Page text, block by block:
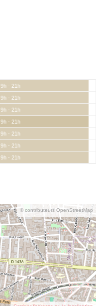
9h - 21h
9h - 21h
9h - 21h
9h - 21h
9h - 21h
9h - 21h
9h - 21h
© contributeurs OpenStreetMap